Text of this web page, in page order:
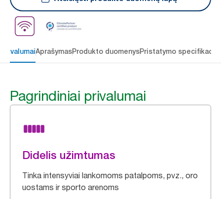
AprašymasProdukto duomenysPristatymo
Pagrindiniai privalumai
Didelis užimtumas
Tinka intensyviai lankomoms patalpoms, pvz., oro
uostams ir sporto arenoms